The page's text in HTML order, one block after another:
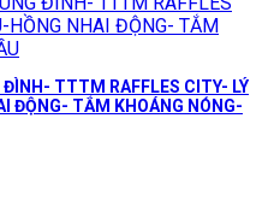
TTTM RAFFLES CITY- LÝ
ĐỘNG- TẮM KHOÁNG NÓNG-